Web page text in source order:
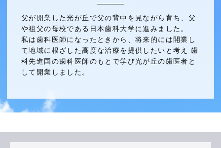
父が開業した光が丘で父の背中を見ながら育ち、父
や祖父の母校である日本歯科大学に進みました。
私は歯科医師になったときから、将来的には開業し
て地域に根ざした高度な治療を提供したいと考え 歯
科先進国の歯科医師のもとで学び光が丘の歯医者と
して開業しました。